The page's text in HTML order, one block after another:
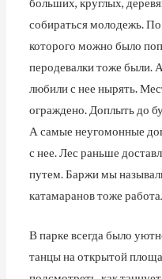
собираться молодежь.
которого можно было
перодевалки тоже были.
любили с нее нырять.
ограждено. Доплыть до
А самые неугомонные
с нее. Лес раньше
путем. Баржи мы
катамаранов тоже
В парке всегда было
танцы на открытой